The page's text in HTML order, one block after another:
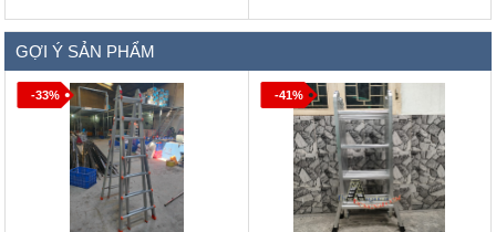
GỢI Ý SẢN PHẨM
-33% -41%